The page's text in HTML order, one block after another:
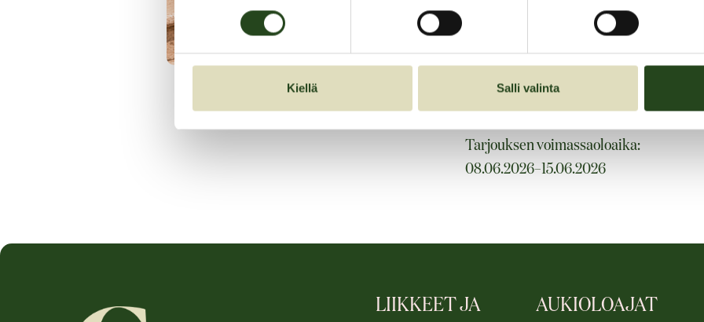
Kiellä Salli valinta
Nyt on täydellinen hetki hankkia
-25%
Tarjouksen voimassaoloaika:
08.06.2026–15.06.2026
LIIKKEET JA AUKIOLOAJAT